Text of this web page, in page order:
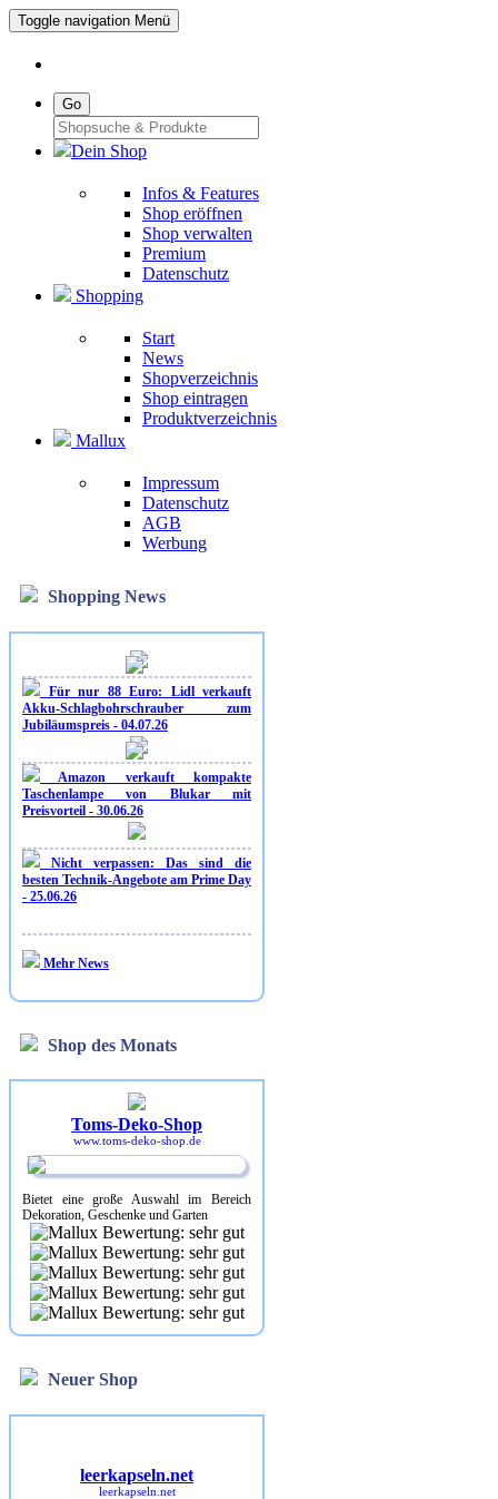
Toggle navigation Menü
Go
Dein Shop
Infos & Features
Shop eröffnen
Shop verwalten
Premium
Datenschutz
Shopping
Start
News
Shopverzeichnis
Shop eintragen
Produktverzeichnis
Mallux
Impressum
Datenschutz
AGB
Werbung
Shopping News
Für nur 88 Euro: Lidl verkauft
Akku-Schlagbohrschrauber zum
Jubiläumspreis - 04.07.26
Amazon verkauft kompakte
Taschenlampe von Blukar mit
Preisvorteil - 30.06.26
Nicht verpassen: Das sind die
besten Technik-Angebote am Prime Day
- 25.06.26
Mehr News
Shop des Monats
Toms-Deko-Shop
www.toms-deko-shop.de
Bietet eine große Auswahl im Bereich
Dekoration, Geschenke und Garten
Neuer Shop
leerkapseln.net
leerkapseln.net